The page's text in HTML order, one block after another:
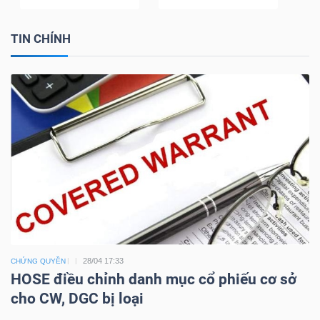
TIN CHÍNH
CHỨNG QUYỀN 28/04 17:33
HOSE điều chỉnh danh mục cổ phiếu cơ sở
cho CW, DGC bị loại
liệu
tài
chính